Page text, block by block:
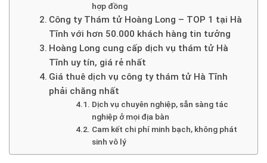
hợp đồng
Công ty Thám tử Hoàng Long – TOP 1 tại Hà
Tĩnh với hơn 50.000 khách hàng tin tưởng
Hoàng Long cung cấp dịch vụ thám tử Hà
Tĩnh uy tín, giá rẻ nhất
Giá thuê dịch vụ công ty thám tử Hà Tĩnh
phải chăng nhất
Dịch vụ chuyên nghiệp, sẵn sàng tác
nghiệp ở mọi địa bàn
Cam kết chi phí minh bạch, không phát
sinh vô lý